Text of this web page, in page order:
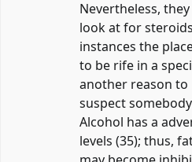
Nevertheless,
look at for
instances the
to be rife in a
another reason to
suspect
Alcohol has a
levels (35); thus,